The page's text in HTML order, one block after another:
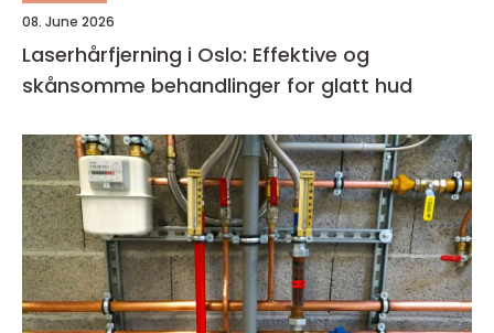
08. June 2026
Laserhårfjerning i Oslo: Effektive og
skånsomme behandlinger for glatt hud